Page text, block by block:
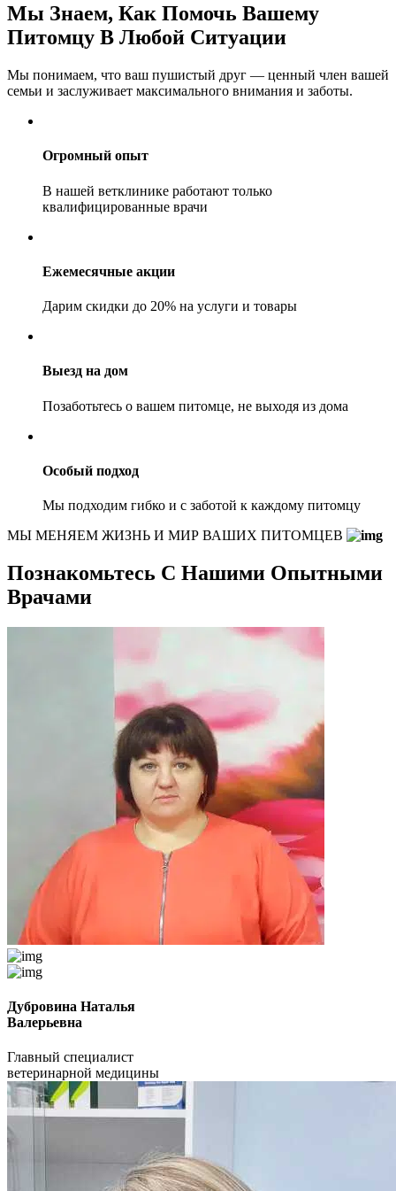
Мы Знаем, Как Помочь Вашему
Питомцу В Любой Ситуации
Мы понимаем, что ваш пушистый друг — ценный член вашей
семьи и заслуживает максимального внимания и заботы.
Огромный опыт
В нашей ветклинике работают только
квалифицированные врачи
Ежемесячные акции
Дарим скидки до 20% на услуги и товары
Выезд на дом
Позаботьтесь о вашем питомце, не выходя из дома
Особый подход
Мы подходим гибко и с заботой к каждому питомцу
МЫ МЕНЯЕМ ЖИЗНЬ И МИР ВАШИХ ПИТОМЦЕВ
Познакомьтесь С Нашими Опытными
Врачами
Дубровина Наталья
Валерьевна
Главный специалист
ветеринарной медицины